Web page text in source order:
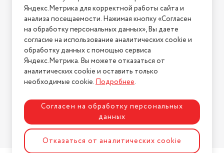
Нашли ошибку на сайте? Напишите нам
2026 © Интернет-магазин "АстМаркет". У нас есть всё!
Политика конфиденциальности
Разработка сайтаASTDESIGN
Яндекс.Метрика для корректной работы сайта и
анализа посещаемости. Нажимая кнопку «Согласен
на обработку персональных данных», Вы даете
согласие на использование аналитических cookie и
обработку данных с помощью сервиса
Яндекс.Метрика. Вы можете отказаться от
аналитических cookie и оставить только
необходимые cookie.Подробнее.
Согласен на обработку персональных
данных
Отказаться от аналитических cookie